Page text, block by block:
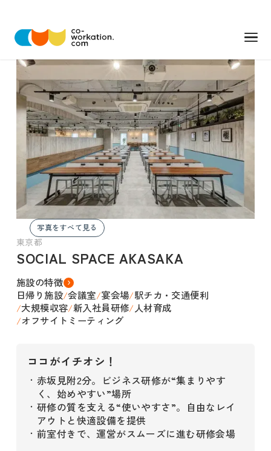
写真をすべて見る
東京都
SOCIAL SPACE AKASAKA
施設の特徴
日帰り施設/会議室/宴会場/駅チカ・交通便利
/大規模収容/新入社員研修/ 人材育成
/オフサイトミーティング
ココがイチオシ！
・ 赤坂見附2分。ビジネス研修が“集まりやす
く、始めやすい”場所
・ 研修の質を支える“使いやすさ”。自由なレイ
アウトと快適設備を提供
・ 前室付きで、運営がスムーズに進む研修会場